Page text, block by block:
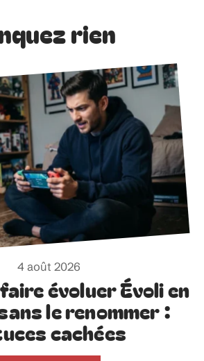
rien
4 août 2026
évoluer Évoli en
le renommer :
cachées